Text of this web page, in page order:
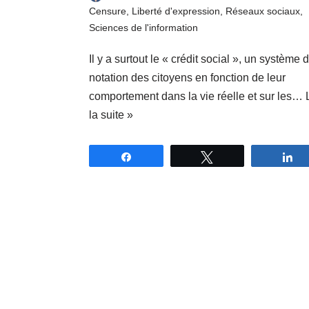
Censure, Liberté d'expression, Réseaux sociaux,
Sciences de l'information
Il y a surtout le « crédit social », un système
notation des citoyens en fonction de leur
comportement dans la vie réelle et sur les…
la suite »